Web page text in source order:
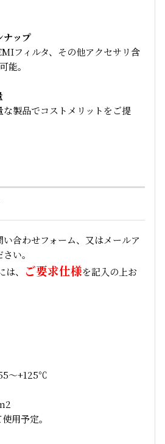
ナップ
フィルタ、その他アクセサリ含
能。
製品でコストメリットをご提
合わせフォーム、又はメールア
い。
、
ご要求仕様を記入の上お
～+125℃
用予定。